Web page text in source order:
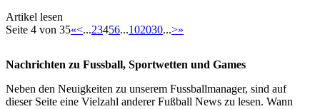
Artikel lesen
Seite 4 von 35«<...23456...102030...>»
Nachrichten zu Fussball, Sportwetten und Games
Neben den Neuigkeiten zu unserem Fussballmanager, sind auf
dieser Seite eine Vielzahl anderer Fußball News zu lesen. Wann